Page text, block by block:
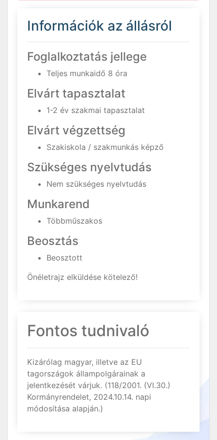
Információk az állásról
Foglalkoztatás jellege
Teljes munkaidő 8 óra
Elvárt tapasztalat
1-2 év szakmai tapasztalat
Elvárt végzettség
Szakiskola / szakmunkás képző
Szükséges nyelvtudás
Nem szükséges nyelvtudás
Munkarend
Többműszakos
Beosztás
Beosztott
Önéletrajz elküldése kötelező!
Fontos tudnivaló
Kizárólag magyar, illetve az EU
tagországok állampolgárainak a
jelentkezését várjuk. (118/2001. (VI.30.)
Kormányrendelet, 2024.10.14. napi
módosítása alapján.)